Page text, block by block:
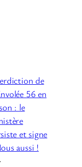
de
56 en
: le
et signe
aussi !